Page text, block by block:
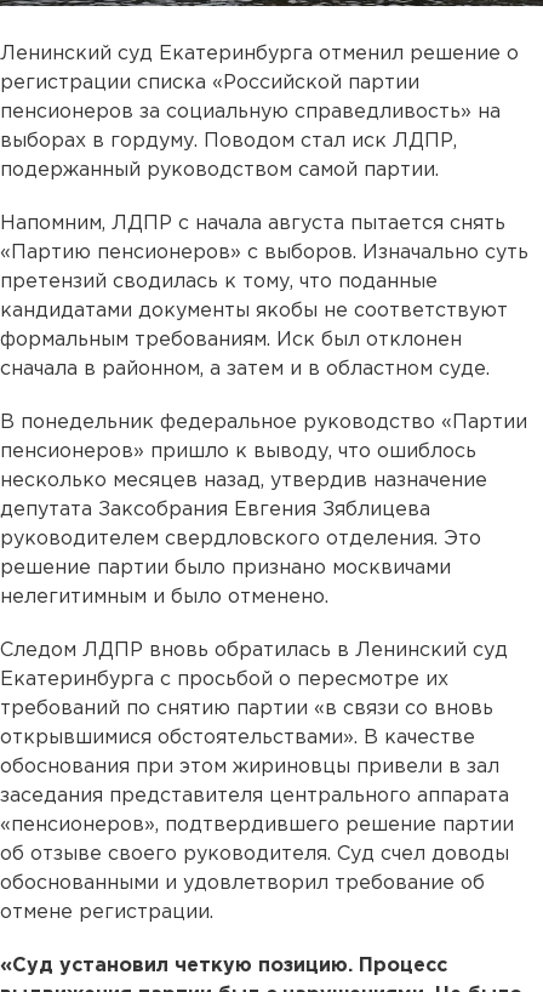
Ленинский суд Екатеринбурга отменил решение о
регистрации списка «Российской партии
пенсионеров за социальную справедливость» на
выборах в гордуму. Поводом стал иск ЛДПР,
подержанный руководством самой партии.
Напомним, ЛДПР с начала августа пытается снять
«Партию пенсионеров» с выборов. Изначально суть
претензий сводилась к тому, что поданные
кандидатами документы якобы не соответствуют
формальным требованиям. Иск был отклонен
сначала в районном, а затем и в областном суде.
В понедельник федеральное руководство «Партии
пенсионеров» пришло к выводу, что ошиблось
несколько месяцев назад, утвердив назначение
депутата Заксобрания Евгения Зяблицева
руководителем свердловского отделения. Это
решение партии было признано москвичами
нелегитимным и было отменено.
Следом ЛДПР вновь обратилась в Ленинский суд
Екатеринбурга с просьбой о пересмотре их
требований по снятию партии «в связи со вновь
открывшимися обстоятельствами». В качестве
обоснования при этом жириновцы привели в зал
заседания представителя центрального аппарата
«пенсионеров», подтвердившего решение партии
об отзыве своего руководителя. Суд счел доводы
обоснованными и удовлетворил требование об
отмене регистрации.
«Суд установил четкую позицию. Процесс